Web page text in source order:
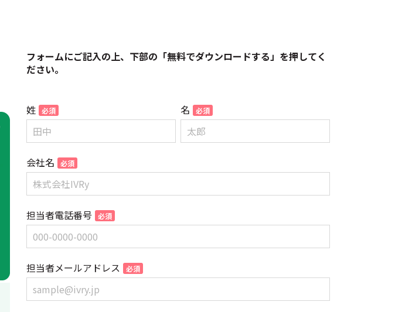
フォームにご記入の上、下部の「無料でダウンロードする」を押してく
ださい。
姓 名
会社名
担当者電話番号
担当者メールアドレス